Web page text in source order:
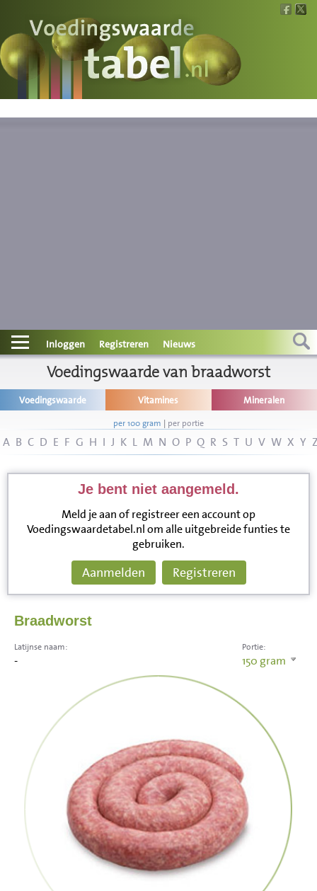
Voedingswaarde
Wat is wat?
Contact
Informatie
Disclaimer
Inloggen Registreren Nieuws
Voedingswaarde van braadworst
Voedingswaarde Vitamines Mineralen
per 100 gram | per portie
A B C D E F G H I J K L M N O P Q R S T U V W X Y
Je bent niet aangemeld.
Meld je aan of registreer een account op
Voedingswaardetabel.nl om alle uitgebreide funties te
gebruiken.
Aanmelden Registreren
Braadworst
Portie:
150 gram
Latijnse naam:
-